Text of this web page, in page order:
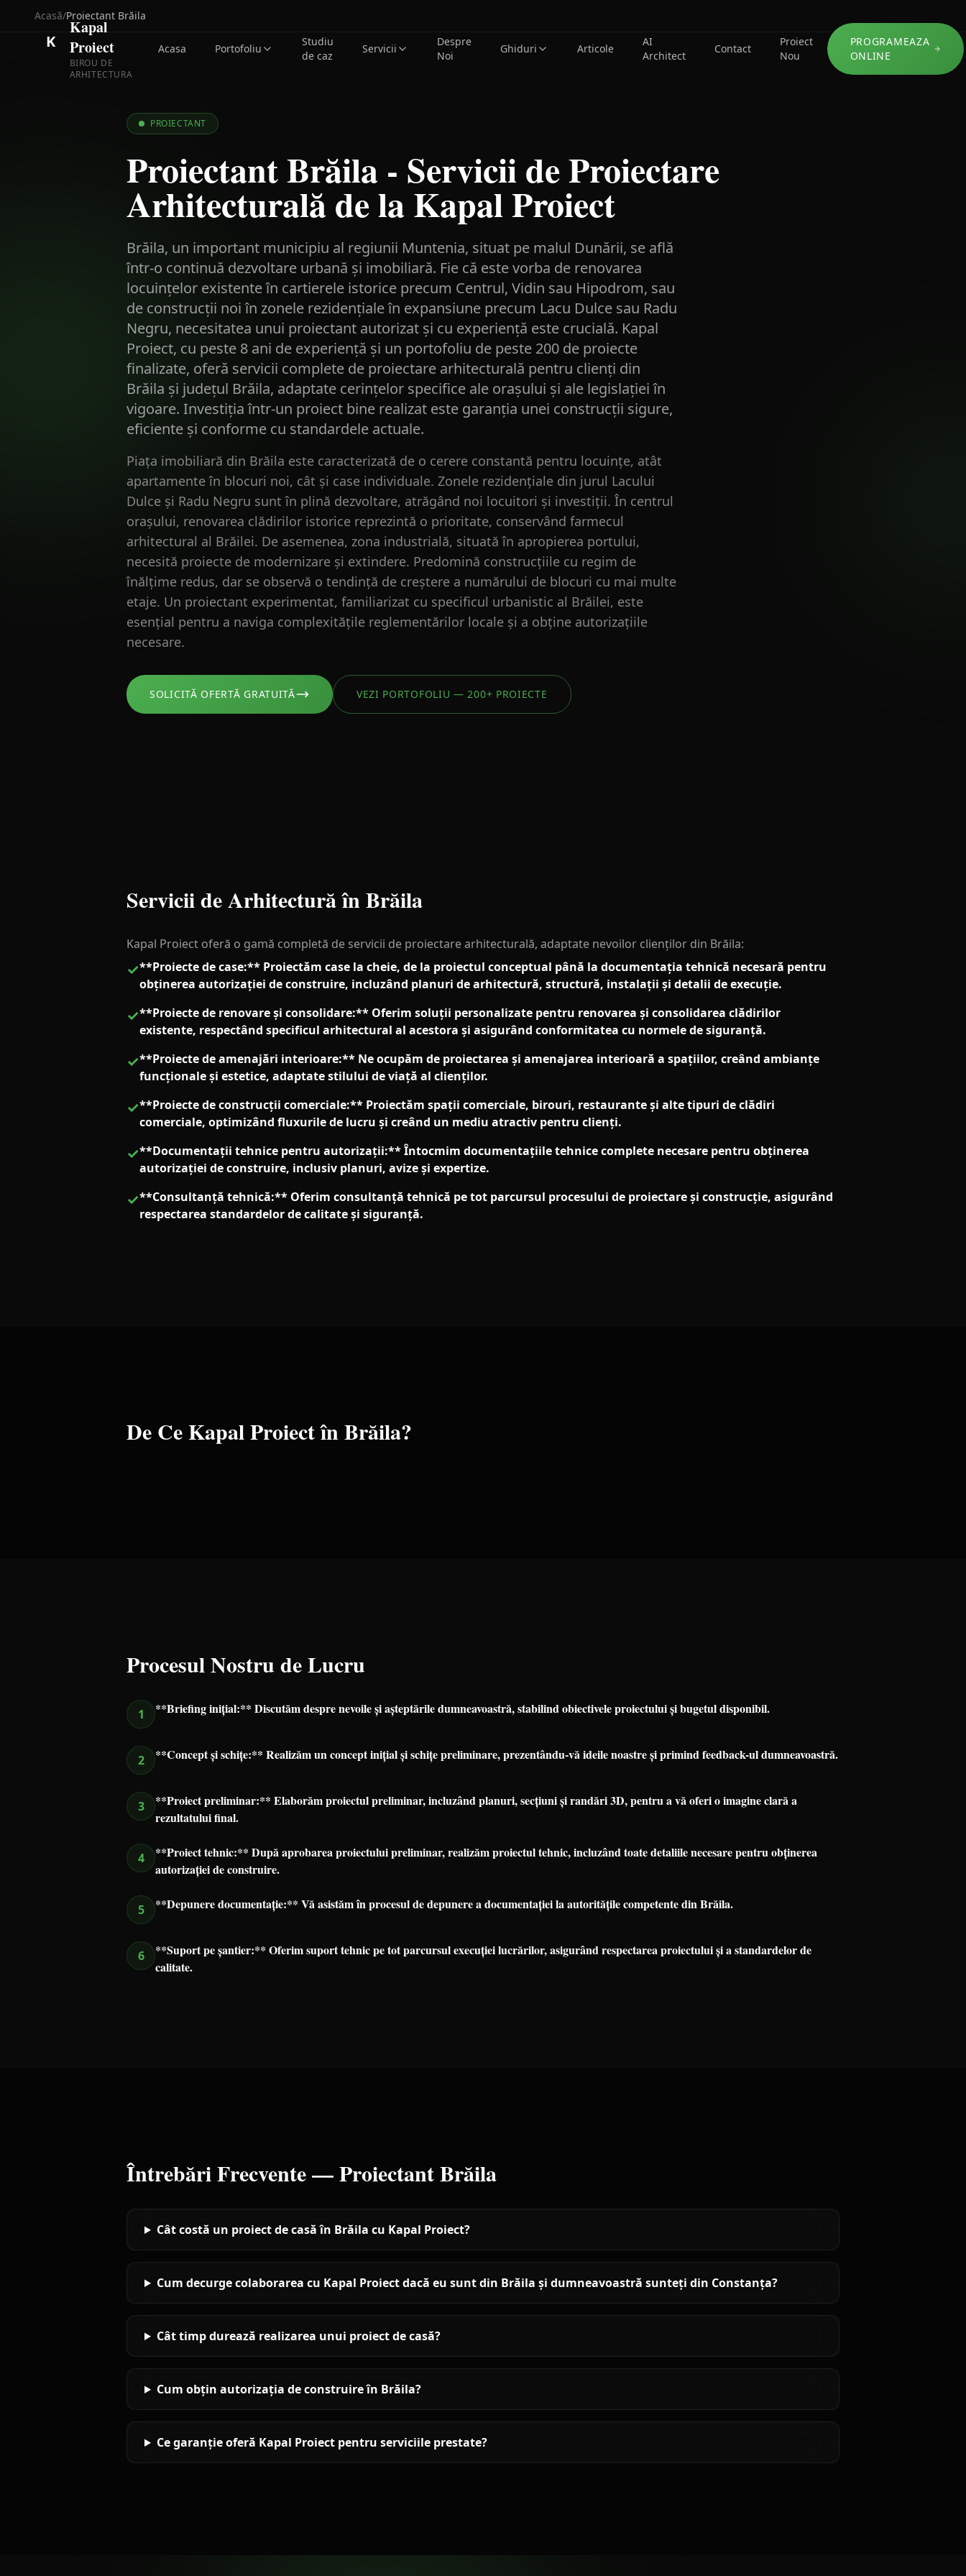
K
Kapal
Proiect
BIROU DE
ARHITECTURA
Acasa Portofoliu
Studiu
de caz
Servicii
Despre
Noi
Ghiduri Articole
AI
Architect
Contact
Proiect
Nou
PROGRAMEAZA
ONLINE
Acasă/Proiectant Brăila
PROIECTANT
Proiectant Brăila - Servicii de Proiectare
Arhitecturală de la Kapal Proiect
Brăila, un important municipiu al regiunii Muntenia, situat pe malul Dunării, se află
într-o continuă dezvoltare urbană și imobiliară. Fie că este vorba de renovarea
locuințelor existente în cartierele istorice precum Centrul, Vidin sau Hipodrom, sau
de construcții noi în zonele rezidențiale în expansiune precum Lacu Dulce sau Radu
Negru, necesitatea unui proiectant autorizat și cu experiență este crucială. Kapal
Proiect, cu peste 8 ani de experiență și un portofoliu de peste 200 de proiecte
finalizate, oferă servicii complete de proiectare arhitecturală pentru clienți din
Brăila și județul Brăila, adaptate cerințelor specifice ale orașului și ale legislației în
vigoare. Investiția într-un proiect bine realizat este garanția unei construcții sigure,
eficiente și conforme cu standardele actuale.
Piața imobiliară din Brăila este caracterizată de o cerere constantă pentru locuințe, atât
apartamente în blocuri noi, cât și case individuale. Zonele rezidențiale din jurul Lacului
Dulce și Radu Negru sunt în plină dezvoltare, atrăgând noi locuitori și investiții. În centrul
orașului, renovarea clădirilor istorice reprezintă o prioritate, conservând farmecul
arhitectural al Brăilei. De asemenea, zona industrială, situată în apropierea portului,
necesită proiecte de modernizare și extindere. Predomină construcțiile cu regim de
înălțime redus, dar se observă o tendință de creștere a numărului de blocuri cu mai multe
etaje. Un proiectant experimentat, familiarizat cu specificul urbanistic al Brăilei, este
esențial pentru a naviga complexitățile reglementărilor locale și a obține autorizațiile
necesare.
SOLICITĂ OFERTĂ GRATUITĂ VEZI PORTOFOLIU — 200+ PROIECTE
Servicii de Arhitectură în Brăila
Kapal Proiect oferă o gamă completă de servicii de proiectare arhitecturală, adaptate nevoilor clienților din Brăila:
✓**Proiecte de case:** Proiectăm case la cheie, de la proiectul conceptual până la documentația tehnică necesară pentru
obținerea autorizației de construire, incluzând planuri de arhitectură, structură, instalații și detalii de execuție.
✓**Proiecte de renovare și consolidare:** Oferim soluții personalizate pentru renovarea și consolidarea clădirilor
existente, respectând specificul arhitectural al acestora și asigurând conformitatea cu normele de siguranță.
✓**Proiecte de amenajări interioare:** Ne ocupăm de proiectarea și amenajarea interioară a spațiilor, creând ambianțe
funcționale și estetice, adaptate stilului de viață al clienților.
✓**Proiecte de construcții comerciale:** Proiectăm spații comerciale, birouri, restaurante și alte tipuri de clădiri
comerciale, optimizând fluxurile de lucru și creând un mediu atractiv pentru clienți.
✓**Documentații tehnice pentru autorizații:** Întocmim documentațiile tehnice complete necesare pentru obținerea
autorizației de construire, inclusiv planuri, avize și expertize.
✓**Consultanță tehnică:** Oferim consultanță tehnică pe tot parcursul procesului de proiectare și construcție, asigurând
respectarea standardelor de calitate și siguranță.
De Ce Kapal Proiect înBrăila?
Procesul Nostru de Lucru
1 **Briefing inițial:** Discutăm despre nevoile și așteptările dumneavoastră, stabilind obiectivele proiectului și bugetul disponibil.
2 **Concept și schițe:** Realizăm un concept inițial și schițe preliminare, prezentându-vă ideile noastre și primind feedback-ul dumneavoastră.
3
**Proiect preliminar:** Elaborăm proiectul preliminar, incluzând planuri, secțiuni și randări 3D, pentru a vă oferi o imagine clară a
rezultatului final.
4
**Proiect tehnic:** După aprobarea proiectului preliminar, realizăm proiectul tehnic, incluzând toate detaliile necesare pentru obținerea
autorizației de construire.
5 **Depunere documentație:** Vă asistăm în procesul de depunere a documentației la autoritățile competente din Brăila.
6
**Suport pe șantier:** Oferim suport tehnic pe tot parcursul execuției lucrărilor, asigurând respectarea proiectului și a standardelor de
calitate.
Întrebări Frecvente —ProiectantBrăila
Cât costă un proiect de casă în Brăila cu Kapal Proiect?
Cum decurge colaborarea cu Kapal Proiect dacă eu sunt din Brăila și dumneavoastră sunteți din Constanța?
Cât timp durează realizarea unui proiect de casă?
Cum obțin autorizația de construire în Brăila?
Ce garanție oferă Kapal Proiect pentru serviciile prestate?